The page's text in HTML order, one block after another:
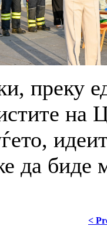
преку
да биде
<